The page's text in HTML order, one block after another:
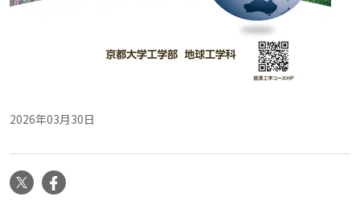
2026年03月30日
X